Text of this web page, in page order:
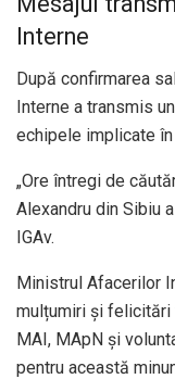
Interne
După confirmarea
Interne a transmis
echipele implicate
„Ore întregi de
Alexandru din Sibiu
IGAv.
Ministrul Afacerilor
mulțumiri și felicitări
MAI, MApN și
pentru această